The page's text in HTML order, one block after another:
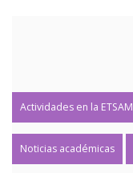
Actividades en la ETSAM
Noticias académicas